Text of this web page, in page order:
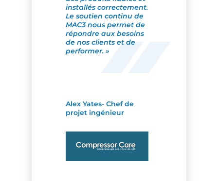
installés correctement.
Le soutien continu de
MAC3 nous permet de
répondre aux besoins
de nos clients et de
performer. »
Alex Yates- Chef de
projet ingénieur